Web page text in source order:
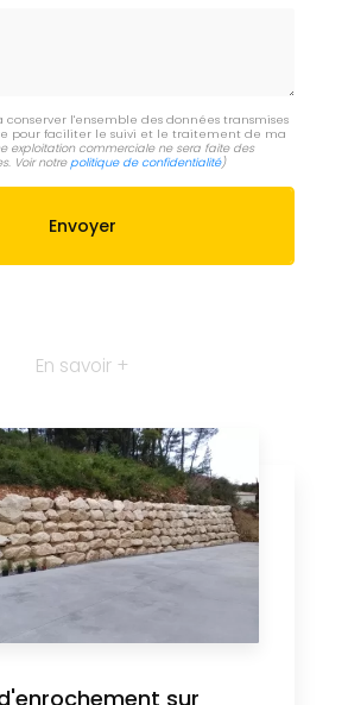
conserver l'ensemble des données transmises
pour faciliter le suivi et le traitement de ma
exploitation commerciale ne sera faite des
Voir notrepolitique de confidentialité)
En savoir +
sur